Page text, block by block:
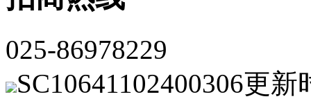
025-86978229
SC10641102400306更新